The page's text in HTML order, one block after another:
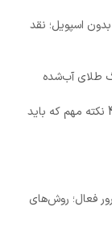
اسپویل؛ نقد
طلای آب‌شده
اشتباهاتی که هنگام خرید قهوه نباید انجام دهید (4 نکته مهم که باید
فعال؛ روش‌های